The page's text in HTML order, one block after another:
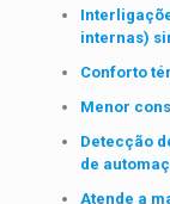
internas)
Conforto
Menor
Detecção
de
Atende a